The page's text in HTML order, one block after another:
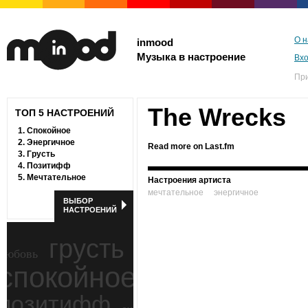
inmood
Музыка в настроение
О
ТОП 5 НАСТРОЕНИЙ
1. Спокойное
2. Энергичное
3. Грусть
4. Позитифф
5. Мечтательное
ВЫБОР
НАСТРОЕНИЙ
грусть
The Wrecks
Read more on Last.fm
Настроения артиста
мечтательное
энергичное